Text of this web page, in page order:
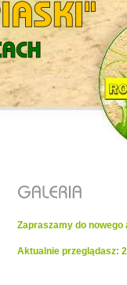
Zapraszamy do nowego
Aktualnie przeglądasz: